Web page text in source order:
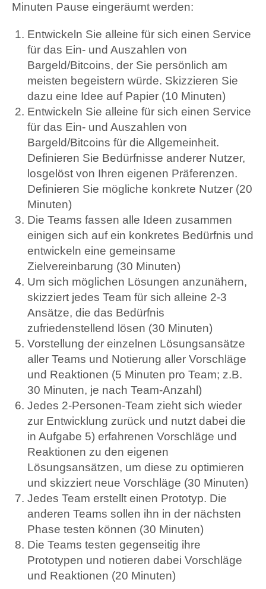
Minuten Pause eingeräumt werden:
Entwickeln Sie alleine für sich einen Service
für das Ein- und Auszahlen von
Bargeld/Bitcoins, der Sie persönlich am
meisten begeistern würde. Skizzieren Sie
dazu eine Idee auf Papier (10 Minuten)
Entwickeln Sie alleine für sich einen Service
für das Ein- und Auszahlen von
Bargeld/Bitcoins für die Allgemeinheit.
Definieren Sie Bedürfnisse anderer Nutzer,
losgelöst von Ihren eigenen Präferenzen.
Definieren Sie mögliche konkrete Nutzer (20
Minuten)
Die Teams fassen alle Ideen zusammen
einigen sich auf ein konkretes Bedürfnis und
entwickeln eine gemeinsame
Zielvereinbarung (30 Minuten)
Um sich möglichen Lösungen anzunähern,
skizziert jedes Team für sich alleine 2-3
Ansätze, die das Bedürfnis
zufriedenstellend lösen (30 Minuten)
Vorstellung der einzelnen Lösungsansätze
aller Teams und Notierung aller Vorschläge
und Reaktionen (5 Minuten pro Team; z.B.
30 Minuten, je nach Team-Anzahl)
Jedes 2-Personen-Team zieht sich wieder
zur Entwicklung zurück und nutzt dabei die
in Aufgabe 5) erfahrenen Vorschläge und
Reaktionen zu den eigenen
Lösungsansätzen, um diese zu optimieren
und skizziert neue Vorschläge (30 Minuten)
Jedes Team erstellt einen Prototyp. Die
anderen Teams sollen ihn in der nächsten
Phase testen können (30 Minuten)
Die Teams testen gegenseitig ihre
Prototypen und notieren dabei Vorschläge
und Reaktionen (20 Minuten)